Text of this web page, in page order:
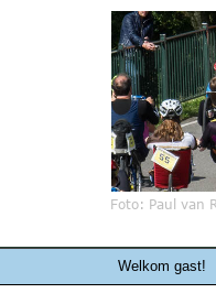
Welkom gast!